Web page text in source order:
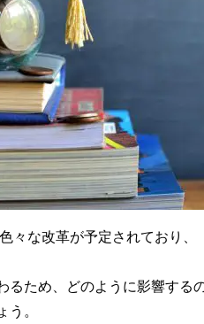
々な改革が予定されており、
るため、どのように影響す
う。